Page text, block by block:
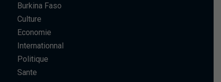
Burkina Faso
Culture
Economie
Internationnal
Politique
Sante